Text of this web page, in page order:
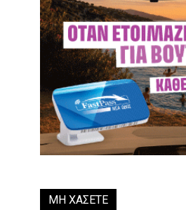
ΜΗ ΧΑΣΕΤΕ